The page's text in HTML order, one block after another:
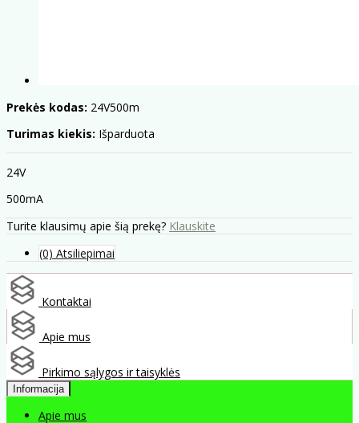
Prekės kodas: 24V500m
Turimas kiekis: Išparduota
24V
500mA
Turite klausimų apie šią prekę? Klauskite
(0) Atsiliepimai
Kontaktai
Apie mus
Pirkimo sąlygos ir taisyklės
Informacija
Apie mus